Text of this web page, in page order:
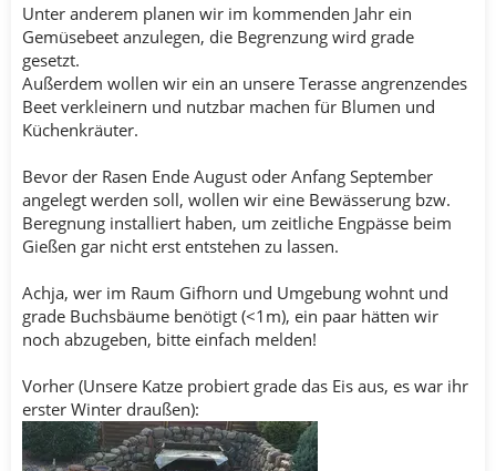
Unter anderem planen wir im kommenden Jahr ein
Gemüsebeet anzulegen, die Begrenzung wird grade
gesetzt.
Außerdem wollen wir ein an unsere Terasse angrenzendes
Beet verkleinern und nutzbar machen für Blumen und
Küchenkräuter.
Bevor der Rasen Ende August oder Anfang September
angelegt werden soll, wollen wir eine Bewässerung bzw.
Beregnung installiert haben, um zeitliche Engpässe beim
Gießen gar nicht erst entstehen zu lassen.
Achja, wer im Raum Gifhorn und Umgebung wohnt und
grade Buchsbäume benötigt (<1m), ein paar hätten wir
noch abzugeben, bitte einfach melden!
Vorher (Unsere Katze probiert grade das Eis aus, es war ihr
erster Winter draußen):